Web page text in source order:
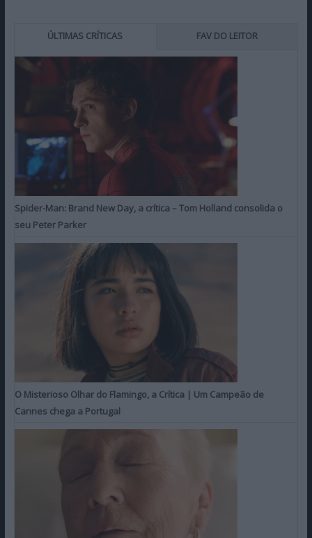
ÚLTIMAS CRÍTICAS FAV DO LEITOR
Spider-Man: Brand New Day, a crítica – Tom Holland consolida o
seu Peter Parker
O Misterioso Olhar do Flamingo, a Crítica | Um Campeão de
Cannes chega a Portugal